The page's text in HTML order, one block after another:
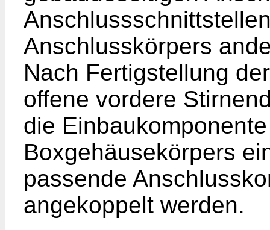
Anschlusskörpers
Nach Fertigstellung
offene vordere
die
Boxgehäusekörpers
passende
angekoppelt werden.